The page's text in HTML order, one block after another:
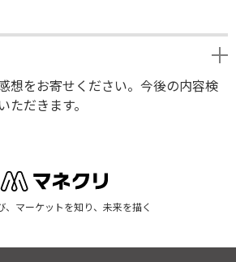
想をお寄せください。今後の内容検
だきます。
、マーケットを知り、未来を描く